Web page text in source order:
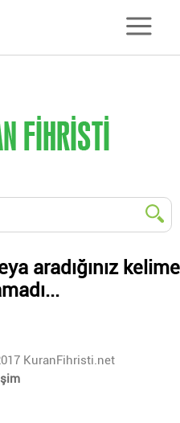
aradığınız kelime
KuranFihristi.net